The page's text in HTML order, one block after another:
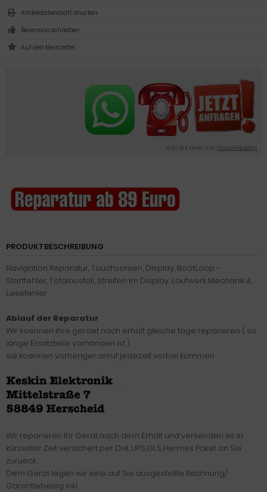
inkl. 19 % MwSt. inkl.Versandkosten
Artikeldatenblatt drucken
Rezension schreiben
PRODUKTBESCHREIBUNG
Navigation Reparatur, Touchscreen, Display, BootLoop -
Startfehler, Totalausfall, Streifen im Display, Laufwerk Mechanik &
Lesefehler
Ablauf der Reparatur
Wir koennen ihre geraet nach erhalt gleiche tage reparieren ( so
lange Ersatzteile vorhanden ist )
sie koennen vorheriger anruf jedezeit vorbei kommen
Wir reparieren Ihr Gerät nach dem Erhalt und versenden es in
kürzester Zeit versichert per DHL,UPS,GLS,Hermes Paket an Sie
zurueck.
Dem Gerät legen wir eine auf Sie ausgestellte Rechnung/
Garantiebeleg inkl.